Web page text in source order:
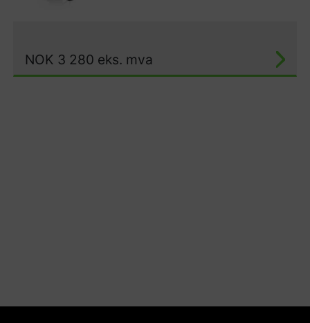
NOK 3 280 eks. mva